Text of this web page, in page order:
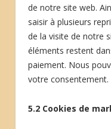
de notre site web.
saisir à plusieurs
de la visite de notre
éléments restent
paiement. Nous
votre consentement.
5.2 Cookies de